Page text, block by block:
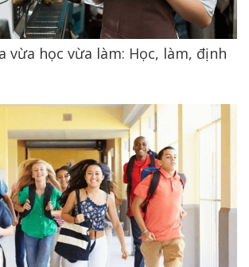
vừa học vừa làm: Học, làm, định